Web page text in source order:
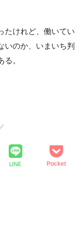
たけれど、働いてい
いのか、いまいち判
。
LINE Pocket